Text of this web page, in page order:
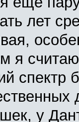
лет
я считаю
спектр
у